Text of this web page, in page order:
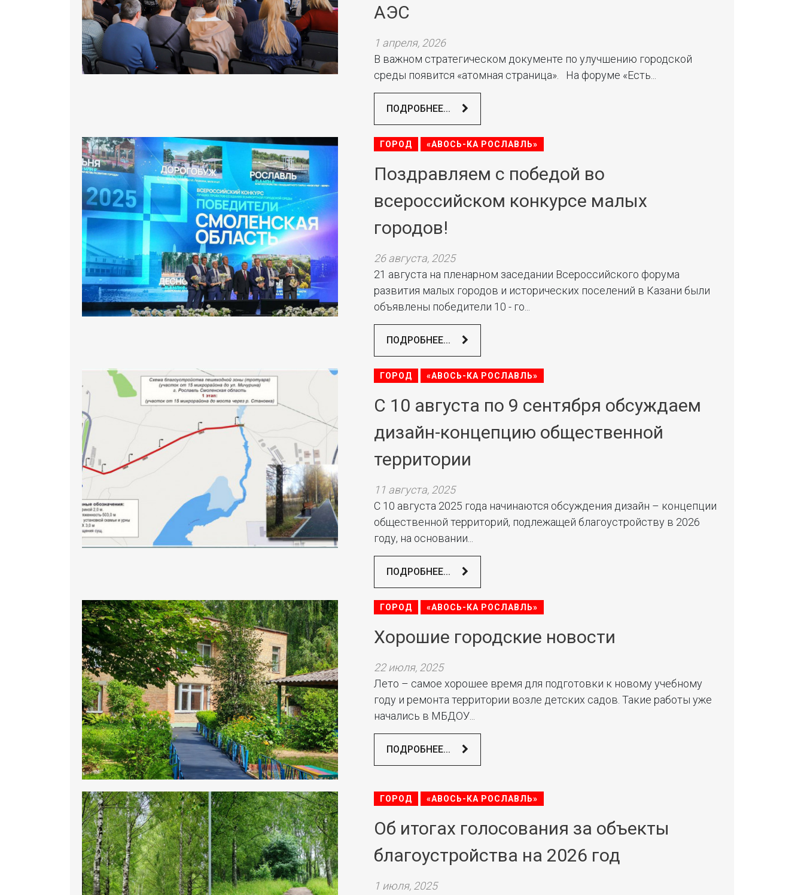
АЭС
1 апреля, 2026
В важном стратегическом документе по улучшению городской
среды появится «атомная страница». На форуме «Есть...
ПОДРОБНЕЕ...
ГОРОД «АВОСЬ-КА РОСЛАВЛЬ»
Поздравляем с победой во
всероссийском конкурсе малых
городов!
26 августа, 2025
21 августа на пленарном заседании Всероссийского форума
развития малых городов и исторических поселений в Казани были
объявлены победители 10 - го...
ПОДРОБНЕЕ...
ГОРОД «АВОСЬ-КА РОСЛАВЛЬ»
С 10 августа по 9 сентября обсуждаем
дизайн-концепцию общественной
территории
11 августа, 2025
С 10 августа 2025 года начинаются обсуждения дизайн – концепции
общественной территорий, подлежащей благоустройству в 2026
году, на основании...
ПОДРОБНЕЕ...
ГОРОД «АВОСЬ-КА РОСЛАВЛЬ»
Хорошие городские новости
22 июля, 2025
Лето – самое хорошее время для подготовки к новому учебному
году и ремонта территории возле детских садов. Такие работы уже
начались в МБДОУ...
ПОДРОБНЕЕ...
ГОРОД «АВОСЬ-КА РОСЛАВЛЬ»
Об итогах голосования за объекты
благоустройства на 2026 год
1 июля, 2025